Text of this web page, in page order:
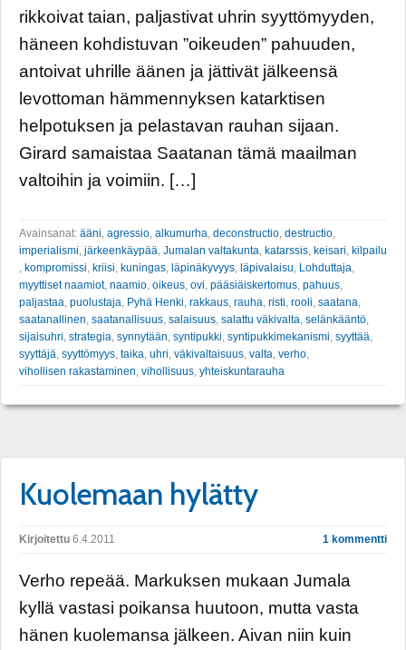
rikkoivat taian, paljastivat uhrin syyttömyyden,
häneen kohdistuvan ”oikeuden” pahuuden,
antoivat uhrille äänen ja jättivät jälkeensä
levottoman hämmennyksen katarktisen
helpotuksen ja pelastavan rauhan sijaan.
Girard samaistaa Saatanan tämä maailman
valtoihin ja voimiin. […]
Avainsanat: ääni, agressio, alkumurha, deconstructio, destructio,
imperialismi, järkeenkäypää, Jumalan valtakunta, katarssis, keisari, kilpailu
, kompromissi, kriisi, kuningas, läpinäkyvyys, läpivalaisu, Lohduttaja,
myyttiset naamiot, naamio, oikeus, ovi, pääsiäiskertomus, pahuus,
paljastaa, puolustaja, Pyhä Henki, rakkaus, rauha, risti, rooli, saatana,
saatanallinen, saatanallisuus, salaisuus, salattu väkivalta, selänkääntö,
sijaisuhri, strategia, synnytään, syntipukki, syntipukkimekanismi, syyttää,
syyttäjä, syyttömyys, taika, uhri, väkivaltaisuus, valta, verho,
vihollisen rakastaminen, vihollisuus, yhteiskuntarauha
Kuolemaan hylätty
Kirjoitettu 6.4.2011 1 kommentti
Verho repeää. Markuksen mukaan Jumala
kyllä vastasi poikansa huutoon, mutta vasta
hänen kuolemansa jälkeen. Aivan niin kuin